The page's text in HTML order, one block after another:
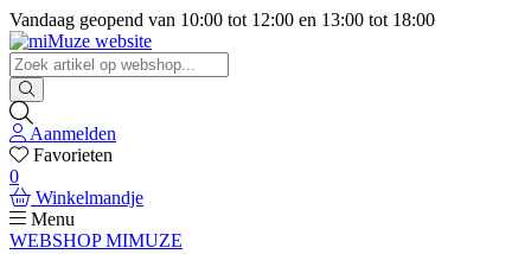
Vandaag geopend van 10:00 tot 12:00 en 13:00 tot 18:00
Aanmelden
Favorieten
0
Winkelmandje
Menu
WEBSHOP MIMUZE